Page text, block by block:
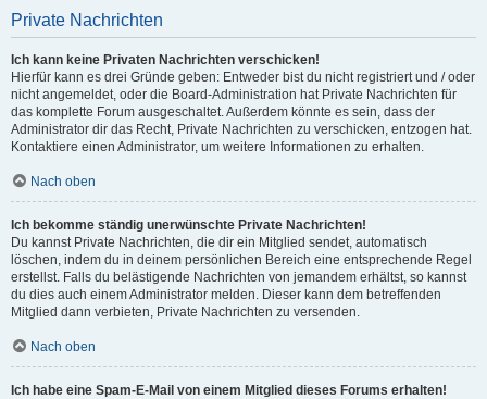
Private Nachrichten
Ich kann keine Privaten Nachrichten verschicken!
Hierfür kann es drei Gründe geben: Entweder bist du nicht registriert und / oder
nicht angemeldet, oder die Board-Administration hat Private Nachrichten für
das komplette Forum ausgeschaltet. Außerdem könnte es sein, dass der
Administrator dir das Recht, Private Nachrichten zu verschicken, entzogen hat.
Kontaktiere einen Administrator, um weitere Informationen zu erhalten.
Nach oben
Ich bekomme ständig unerwünschte Private Nachrichten!
Du kannst Private Nachrichten, die dir ein Mitglied sendet, automatisch
löschen, indem du in deinem persönlichen Bereich eine entsprechende Regel
erstellst. Falls du belästigende Nachrichten von jemandem erhältst, so kannst
du dies auch einem Administrator melden. Dieser kann dem betreffenden
Mitglied dann verbieten, Private Nachrichten zu versenden.
Nach oben
Ich habe eine Spam-E-Mail von einem Mitglied dieses Forums erhalten!